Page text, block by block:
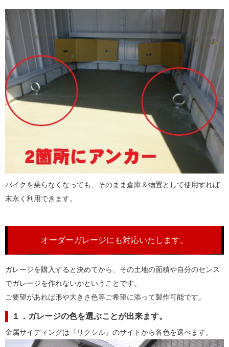
バイクを乗らなくなっても、そのまま倉庫＆物置として使用すれば
末永く利用できます。
オーダーガレージにも対応いたします。
ガレージを購入すると決めてから、その土地の面積や自分のセンス
でガレージを作れないかということです。
ご要望があれば形や大きさ色等ご希望に添って製作可能です。
１．ガレージの色を選ぶことが出来ます。
金属サイディングは『リクシル』のサイトから各色を選べます。